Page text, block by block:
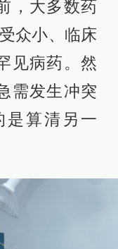
，大多数药
众小、临床
见病药。然
需发生冲突
是算清另一